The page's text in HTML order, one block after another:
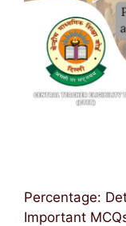
Percentage:
Important MCQs